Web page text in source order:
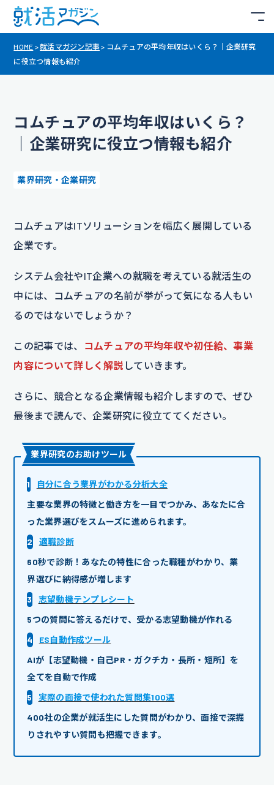
HOME >就活マガジン記事 > コムチュアの平均年収はいくら？｜企業研究
に役立つ情報も紹介
コムチュアの平均年収はいくら？
｜企業研究に役立つ情報も紹介
業界研究・企業研究
コムチュアはITソリューションを幅広く展開している
企業です。
システム会社やIT企業への就職を考えている就活生の
中には、コムチュアの名前が挙がって気になる人もい
るのではないでしょうか？
この記事では、
コムチュアの平均年収や初任給、事業
内容について詳しく解説 していきます。
さらに、競合となる企業情報も紹介しますので、ぜひ
最後まで読んで、企業研究に役立ててください。
業界研究のお助けツール
1
自分に合う業界がわかる分析大全
主要な業界の特徴と働き方を一目でつかみ、あなたに合
った業界選びをスムーズに進められます。
2
適職診断
60秒で診断！あなたの特性に合った職種がわかり、業
界選びに納得感が増します
3
志望動機テンプレシート
5つの質問に答えるだけで、受かる志望動機が作れる
4
ES自動作成ツール
AIが【志望動機・自己PR・ガクチカ・長所・短所】を
全てを自動で作成
5
実際の面接で使われた質問集100選
400社の企業が就活生にした質問がわかり、面接で深掘
りされやすい質問も把握できます。